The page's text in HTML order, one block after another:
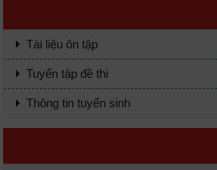
Tài liệu ôn tập
Tuyển tập đề thi
Thông tin tuyển sinh